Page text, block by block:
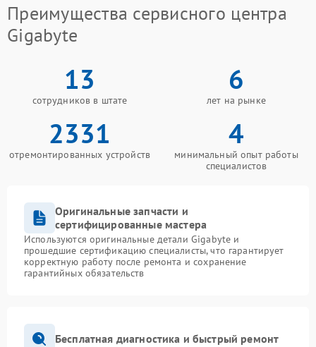
Преимущества сервисного центра
Gigabyte
13
сотрудников в штате
6
лет на рынке
2331
отремонтированных устройств
4
минимальный опыт работы
специалистов
Оригинальные запчасти и
сертифицированные мастера
Используются оригинальные детали Gigabyte и
прошедшие сертификацию специалисты, что гарантирует
корректную работу после ремонта и сохранение
гарантийных обязательств
Бесплатная диагностика и быстрый ремонт